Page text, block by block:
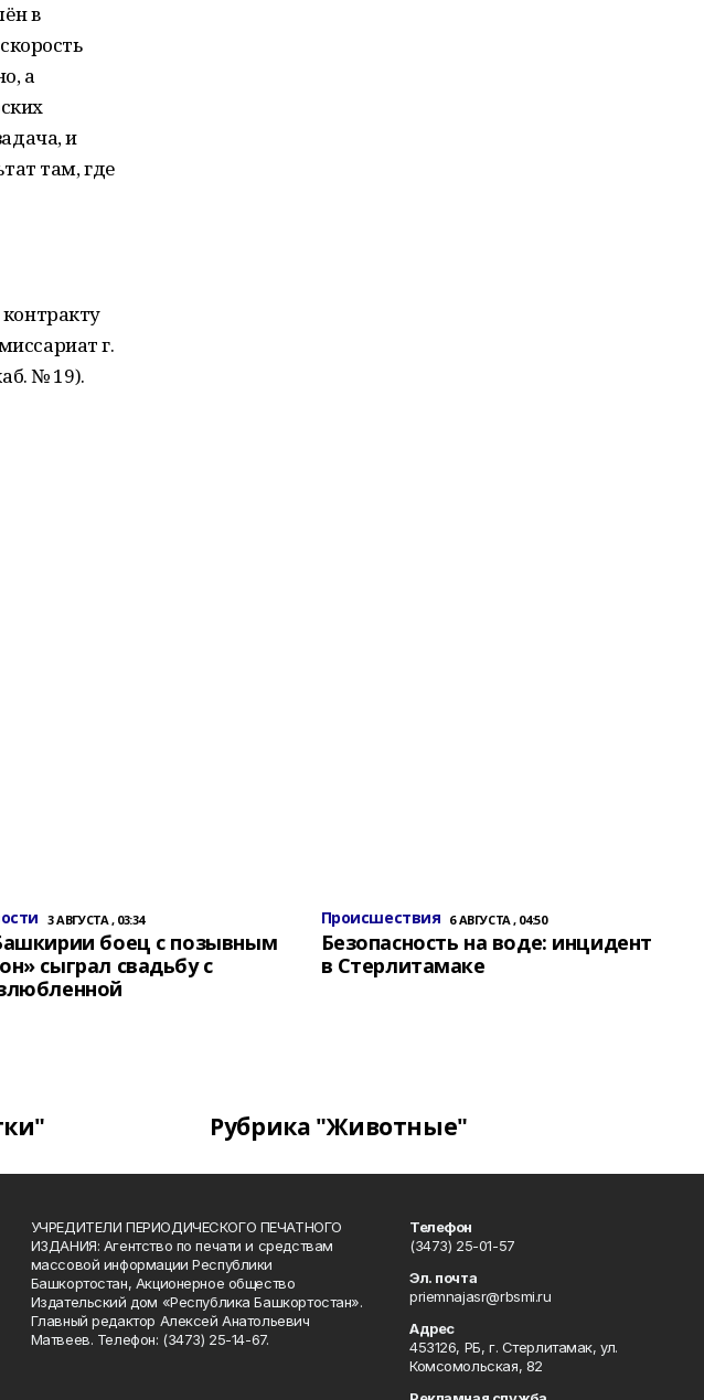
в
а
и
там, где
г.
№ 19).
3 АВГУСТА , 03:34
боец с позывным
сыграл свадьбу с
Происшествия 6 АВГУСТА , 04:50
Безопасность на воде: инцидент
в Стерлитамаке
Рубрика "Животные"
УЧРЕДИТЕЛИ ПЕРИОДИЧЕСКОГО ПЕЧАТНОГО
ИЗДАНИЯ: Агентство по печати и средствам
массовой информации Республики
Башкортостан, Акционерное общество
Издательский дом «Республика Башкортостан».
Главный редактор Алексей Анатольевич
Матвеев. Телефон: (3473) 25-14-67.
Телефон
(3473) 25-01-57
Эл. почта
priemnajasr@rbsmi.ru
Адрес
453126, РБ, г. Стерлитамак, ул.
Комсомольская, 82